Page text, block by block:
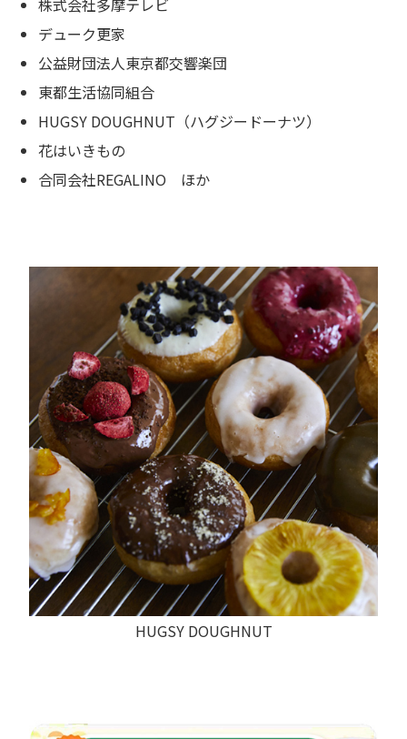
株式会社多摩テレビ
デューク更家
公益財団法人東京都交響楽団
東都生活協同組合
HUGSY DOUGHNUT（ハグジードーナツ）
花はいきもの
合同会社REGALINO ほか
HUGSY DOUGHNUT